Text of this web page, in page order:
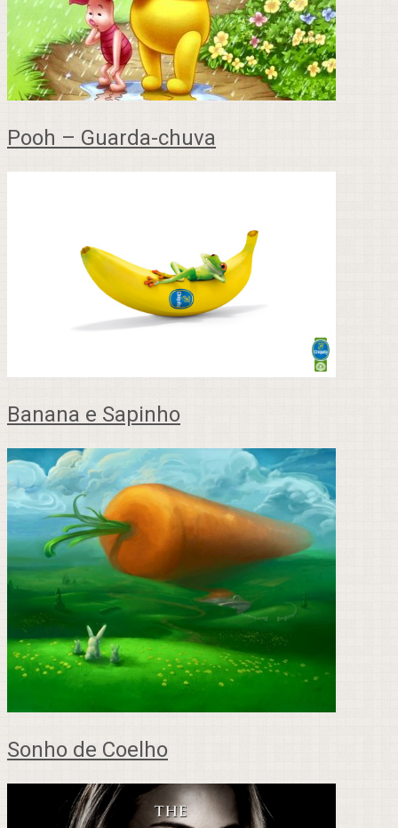
Pooh – Guarda-chuva
Banana e Sapinho
Sonho de Coelho